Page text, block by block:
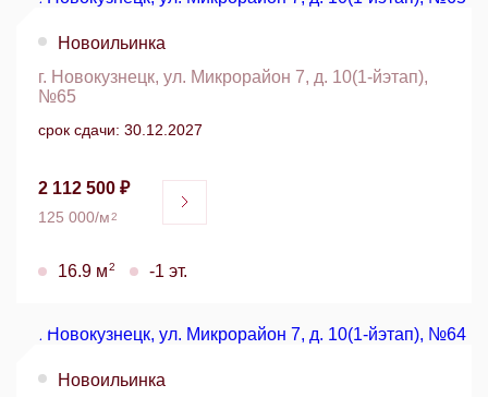
Новоильинка
г. Новокузнецк, ул. Микрорайон 7, д. 10(1-йэтап),
№65
срок сдачи: 30.12.2027
2 112 500 ₽
125 000/м2
16.9 м2 -1 эт.
Новоильинка